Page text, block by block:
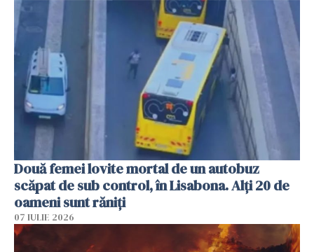
Două femei lovite mortal de un autobuz
scăpat de sub control, în Lisabona. Alți 20 de
oameni sunt răniți
07 IULIE 2026